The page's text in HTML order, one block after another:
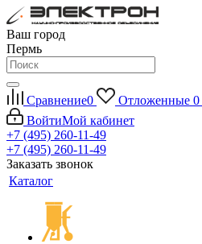
Ваш город
Пермь
Сравнение0 Отложенные 0
ВойтиМой кабинет
+7 (495) 260-11-49
+7 (495) 260-11-49
Заказать звонок
Каталог